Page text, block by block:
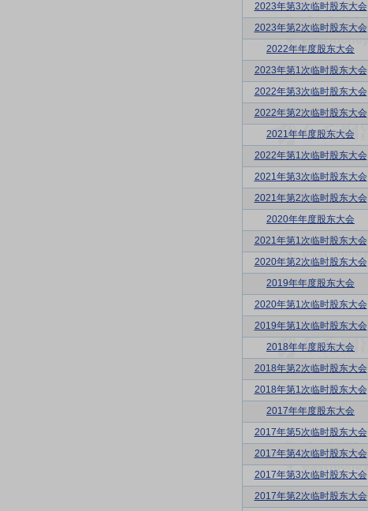
2023年第3次临时股东大会
2023年第2次临时股东大会
2022年年度股东大会
2023年第1次临时股东大会
2022年第3次临时股东大会
2022年第2次临时股东大会
2021年年度股东大会
2022年第1次临时股东大会
2021年第3次临时股东大会
2021年第2次临时股东大会
2020年年度股东大会
2021年第1次临时股东大会
2020年第2次临时股东大会
2019年年度股东大会
2020年第1次临时股东大会
2019年第1次临时股东大会
2018年年度股东大会
2018年第2次临时股东大会
2018年第1次临时股东大会
2017年年度股东大会
2017年第5次临时股东大会
2017年第4次临时股东大会
2017年第3次临时股东大会
2017年第2次临时股东大会